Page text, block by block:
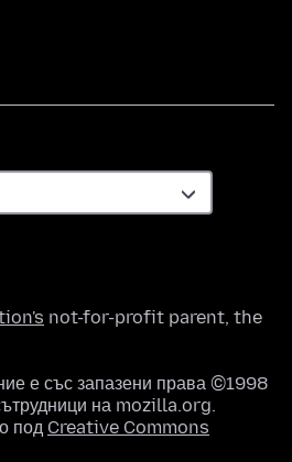
not-for-profit parent, the
е със запазени права ©1998
на mozilla.org.
под Creative Commons